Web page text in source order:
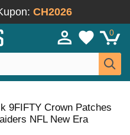
CH2026
0
9FIFTY Crown Patches
NFL New Era